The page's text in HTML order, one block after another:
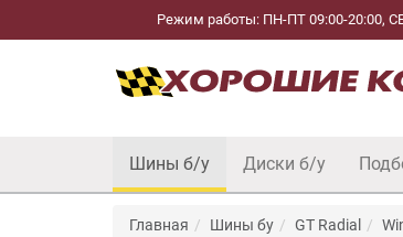
Режим работы: ПН-ПТ 09:00-20:00,
Шины б/у Диски б/у
Главная Шины бу GT Radial